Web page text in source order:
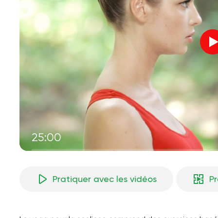
25:00
Pratiquer avec les vidéos